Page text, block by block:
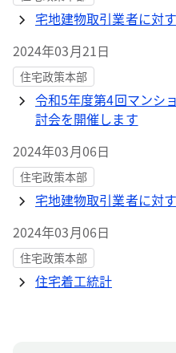
宅地建物取引業者に対
2024年03月21日
住宅政策本部
令和5年度第4回マンシ
討会を開催します
2024年03月06日
住宅政策本部
宅地建物取引業者に対
2024年03月06日
住宅政策本部
住宅着工統計